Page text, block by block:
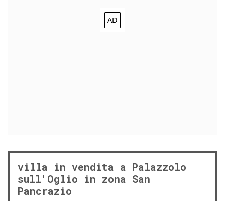
villa in vendita a Palazzolo
sull'Oglio in zona San
Pancrazio